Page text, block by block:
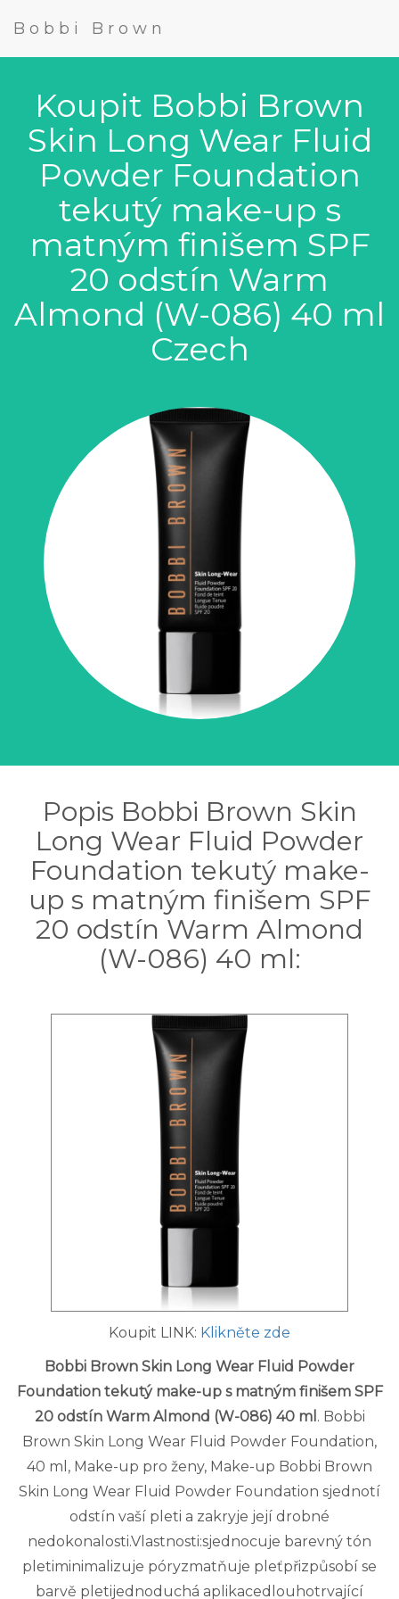
Bobbi Brown
Koupit Bobbi Brown
Skin Long Wear Fluid
Powder Foundation
tekutý make-up s
matným finišem SPF
20 odstín Warm
Almond (W-086) 40 ml
Czech
Popis Bobbi Brown Skin
Long Wear Fluid Powder
Foundation tekutý make-
up s matným finišem SPF
20 odstín Warm Almond
(W-086) 40 ml:
Koupit LINK: Klikněte zde
Bobbi Brown Skin Long Wear Fluid Powder
Foundation tekutý make-up s matným finišem SPF
20 odstín Warm Almond (W-086) 40 ml . Bobbi
Brown Skin Long Wear Fluid Powder Foundation,
40 ml, Make-up pro ženy, Make-up Bobbi Brown
Skin Long Wear Fluid Powder Foundation sjednotí
odstín vaší pleti a zakryje její drobné
nedokonalosti.Vlastnosti:sjednocuje barevný tón
pletiminimalizuje póryzmatňuje pleťpřizpůsobí se
barvě pletijednoduchá aplikacedlouhotrvající